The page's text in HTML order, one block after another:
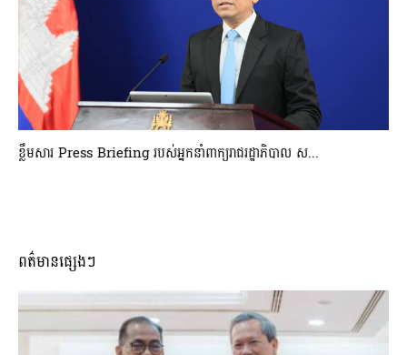
ខ្លឹមសារ Press Briefing របស់អ្នកនាំពាក្យរាជរដ្ឋាភិបាល ស...
ពត៌មានផ្សេងៗ